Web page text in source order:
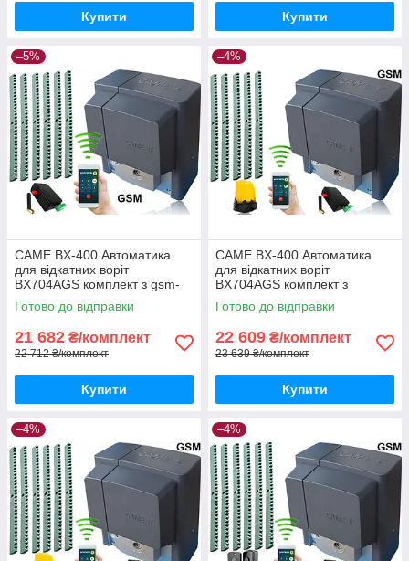
Купити Купити
–5%
CAME BX-400 Автоматика
для відкатних воріт
BX704AGS комплект з gsm-
модулем та 6м рейки
Готово до відправки
21 682 ₴/комплект
22 712 ₴/комплект
Купити
–4%
CAME BX-400 Автоматика
для відкатних воріт
BX704AGS комплект з
лампою, 5м рейки і gsm-
модулем
Готово до відправки
22 609 ₴/комплект
23 639 ₴/комплект
Купити
–4% –4%